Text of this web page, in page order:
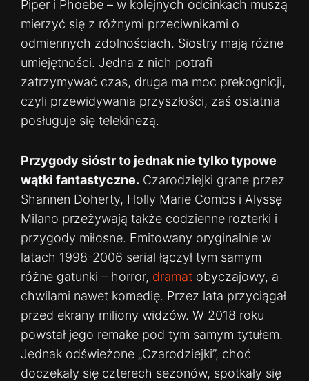
Piper i Phoebe – w kolejnych odcinkach muszą
mierzyć się z różnymi przeciwnikami o
odmiennych zdolnościach. Siostry mają różne
umiejętności. Jedna z nich potrafi
zatrzymywać czas, druga ma moc prekognicji,
czyli przewidywania przyszłości, zaś ostatnia
posługuje się telekinezą.
Przygody sióstr to jednak nie tylko typowe
wątki fantastyczne. Czarodziejki grane przez
Shannen Doherty, Holly Marie Combs i Alyssę
Milano przeżywają także codzienne rozterki i
przygody miłosne. Emitowany oryginalnie w
latach 1998-2006 serial łączył tym samym
różne gatunki – horror, dramat obyczajowy, a
chwilami nawet komedię. Przez lata przyciągał
przed ekrany miliony widzów. W 2018 roku
powstał jego remake pod tym samym tytułem.
Jednak odświeżone „Czarodziejki”, choć
doczekały się czterech sezonów, spotkały się